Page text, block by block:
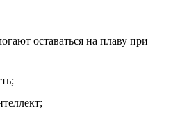
оставаться на плаву при